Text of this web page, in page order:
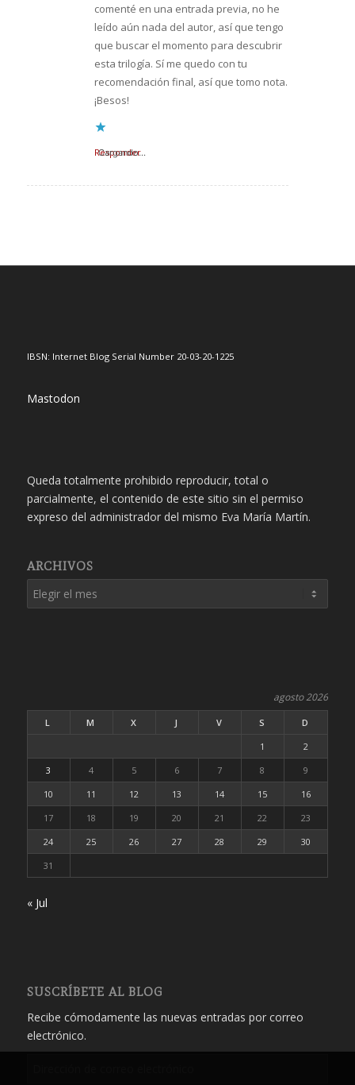
comenté en una entrada previa, no he
leído aún nada del autor, así que tengo
que buscar el momento para descubrir
esta trilogía. Sí me quedo con tu
recomendación final, así que tomo nota.
¡Besos!
Cargando...
Responder
IBSN: Internet Blog Serial Number 20-03-20-1225
Mastodon
Queda totalmente prohibido reproducir, total o
parcialmente, el contenido de este sitio sin el permiso
expreso del administrador del mismo Eva María Martín.
ARCHIVOS
agosto 2026
L M X J V S
D
1
2
3
4 5 6 7 8
9
10
11 12 13 14 15
16
17
18 19 20 21 22
23
24
25 26 27 28 29
30
31
« Jul
SUSCRÍBETE AL BLOG
Recibe cómodamente las nuevas entradas por correo
electrónico.